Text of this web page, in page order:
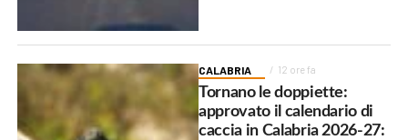
CALABRIA 12 ore fa
Tornano le doppiette:
approvato il calendario di
caccia in Calabria 2026-27: